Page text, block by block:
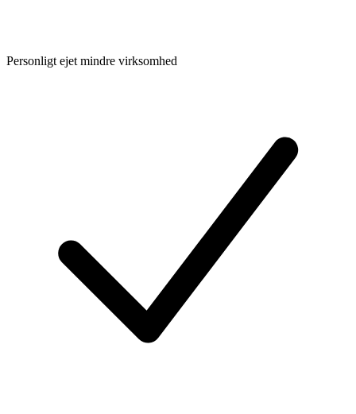
Personligt ejet mindre virksomhed